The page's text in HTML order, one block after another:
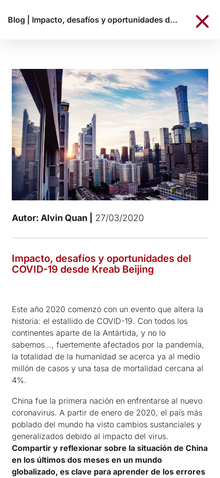
Blog Impacto, desafíos y oportunidades del COVID-19 desde Kreab Beijing
Autor: Alvin Quan | 27/03/2020
Impacto, desafíos y oportunidades del
COVID-19 desde Kreab Beijing
Este año 2020 comenzó con un evento que altera la
historia: el estallido de COVID-19. Con todos los
continentes aparte de la Antártida, y no lo
sabemos…, fuertemente afectados por la pandemia,
la totalidad de la humanidad se acerca ya al medio
millón de casos y una tasa de mortalidad cercana al
4%.
China fue la primera nación en enfrentarse al nuevo
coronavirus. A partir de enero de 2020, el país más
poblado del mundo ha visto cambios sustanciales y
generalizados debido al impacto del virus.
Compartir y reflexionar sobre la situación de China
en los últimos dos meses en un mundo
globalizado, es clave para aprender de los errores